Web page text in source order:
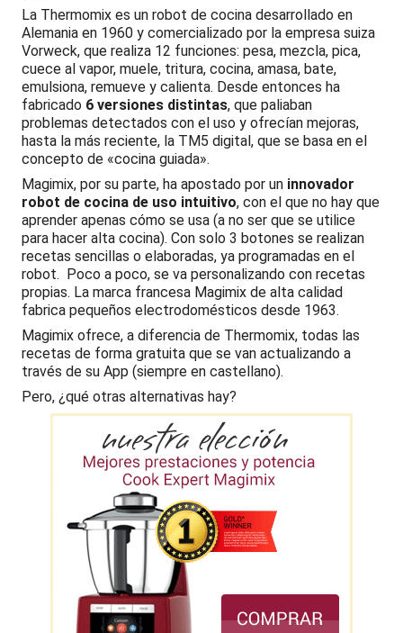
La Thermomix es un robot de cocina desarrollado en
Alemania en 1960 y comercializado por la empresa suiza
Vorweck, que realiza 12 funciones: pesa, mezcla, pica,
cuece al vapor, muele, tritura, cocina, amasa, bate,
emulsiona, remueve y calienta. Desde entonces ha
fabricado 6 versiones distintas, que paliaban
problemas detectados con el uso y ofrecían mejoras,
hasta la más reciente, la TM5 digital, que se basa en el
concepto de «cocina guiada».
Magimix, por su parte, ha apostado por un innovador
robot de cocina de uso intuitivo, con el que no hay que
aprender apenas cómo se usa (a no ser que se utilice
para hacer alta cocina). Con solo 3 botones se realizan
recetas sencillas o elaboradas, ya programadas en el
robot. Poco a poco, se va personalizando con recetas
propias. La marca francesa Magimix de alta calidad
fabrica pequeños electrodomésticos desde 1963.
Magimix ofrece, a diferencia de Thermomix, todas las
recetas de forma gratuita que se van actualizando a
través de su App (siempre en castellano).
Pero, ¿qué otras alternativas hay?